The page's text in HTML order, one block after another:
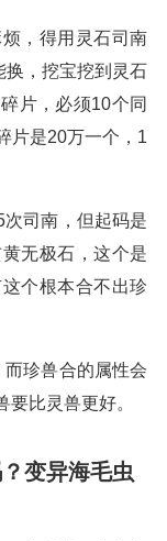
，得用灵石司南
换，挖宝挖到灵石
片，必须10个同
片是20万一个，1
司南，但起码是
无极石，这个是
个根本合不出珍
珍兽合的属性会
比灵兽更好。
变异海毛虫